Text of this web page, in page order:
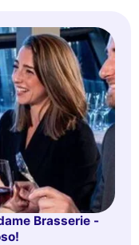
Brasserie -